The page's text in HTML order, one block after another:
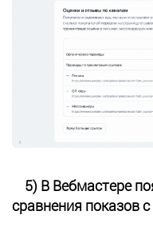
5) В Вебмастере
сравнения показов